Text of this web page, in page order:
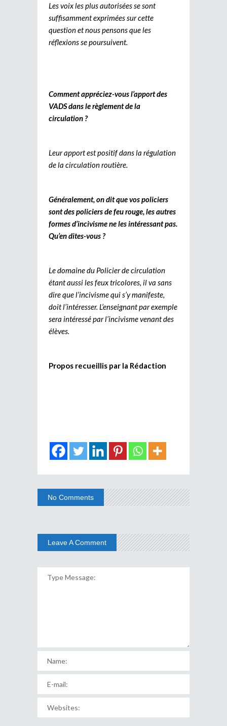
Les voix les plus autorisées se sont
suffisamment exprimées sur cette
question et nous pensons que les
réflexions se poursuivent.
Comment appréciez-vous l’apport des
VADS dans le règlement de la
circulation ?
Leur apport est positif dans la régulation
de la circulation routière.
Généralement, on dit que vos policiers
sont des policiers de feu rouge, les autres
formes d’incivisme ne les intéressant pas.
Qu’en dites-vous ?
Le domaine du Policier de circulation
étant aussi les feux tricolores, il va sans
dire que l’incivisme qui s’y manifeste,
doit l’intéresser. L’enseignant par exemple
sera intéressé par l’incivisme venant des
élèves.
Propos recueillis par la Rédaction
No Comments
Leave A Comment